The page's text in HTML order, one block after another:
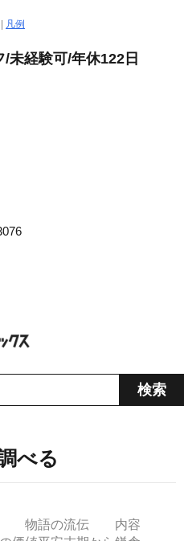
凡例
未経験可/年休122日
べる
物語の流伝 内容